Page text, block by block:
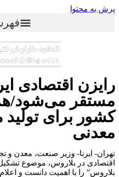
پرش به محتوا
رایزن اقتصادی
مستقر می‌شود/
کشور برای تولید
معدنی
تهران- ایرنا- وزیر صنعت، معدن و
اقتصادی در بلاروس، موضوع تشکیل
بلاروس” را با اهمیت دانست و